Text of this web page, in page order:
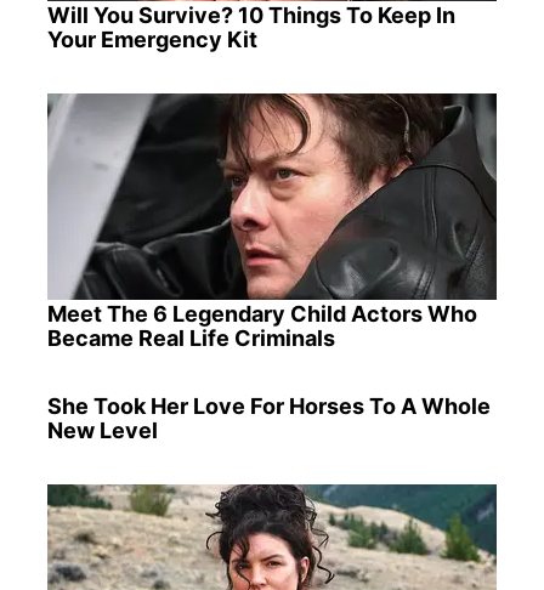
Will You Survive? 10 Things To Keep In
Your Emergency Kit
Meet The 6 Legendary Child Actors Who
Became Real Life Criminals
She Took Her Love For Horses To A Whole
New Level